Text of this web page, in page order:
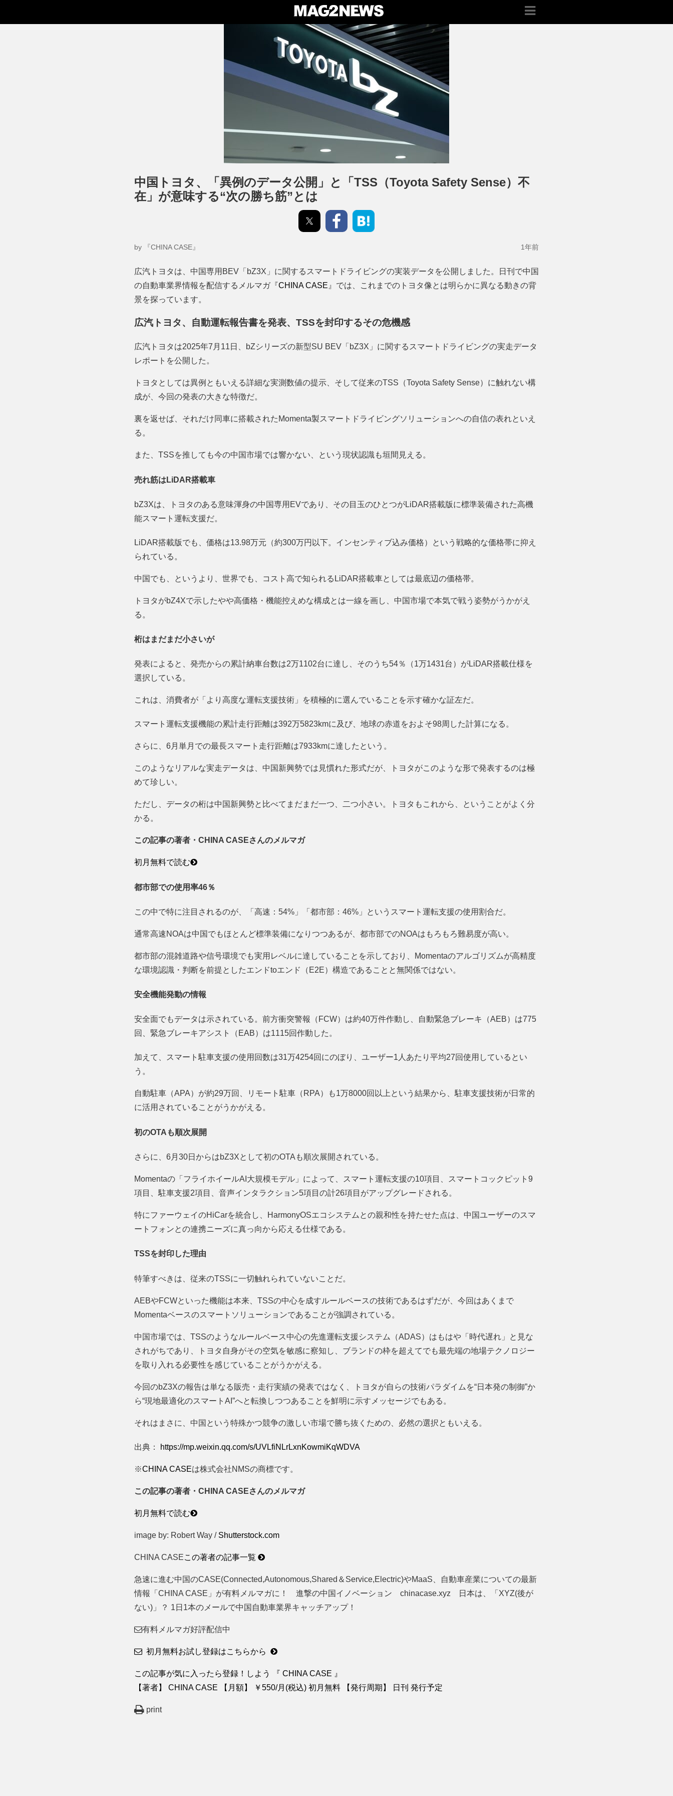
中国トヨタ、「異例のデータ公開」と「TSS（Toyota Safety Sense）不
在」が意味する“次の勝ち筋”とは
by 『CHINA CASE』 1年前
広汽トヨタは、中国専用BEV「bZ3X」に関するスマートドライビングの実装データを公開しました。日刊で中国
の自動車業界情報を配信するメルマガ『CHINA CASE 』では、これまでのトヨタ像とは明らかに異なる動きの背
景を探っています。
広汽トヨタ、自動運転報告書を発表、TSSを封印するその危機感
広汽トヨタは2025年7月11日、bZシリーズの新型SU BEV「bZ3X」に関するスマートドライビングの実走データ
レポートを公開した。
トヨタとしては異例ともいえる詳細な実測数値の提示、そして従来のTSS（Toyota Safety Sense）に触れない構
成が、今回の発表の大きな特徴だ。
裏を返せば、それだけ同車に搭載されたMomenta製スマートドライビングソリューションへの自信の表れといえ
る。
また、TSSを推しても今の中国市場では響かない、という現状認識も垣間見える。
売れ筋はLiDAR搭載車
bZ3Xは、トヨタのある意味渾身の中国専用EVであり、その目玉のひとつがLiDAR搭載版に標準装備された高機
能スマート運転支援だ。
LiDAR搭載版でも、価格は13.98万元（約300万円以下。インセンティブ込み価格）という戦略的な価格帯に抑え
られている。
中国でも、というより、世界でも、コスト高で知られるLiDAR搭載車としては最底辺の価格帯。
トヨタがbZ4Xで示したやや高価格・機能控えめな構成とは一線を画し、中国市場で本気で戦う姿勢がうかがえ
る。
桁はまだまだ小さいが
発表によると、発売からの累計納車台数は2万1102台に達し、そのうち54％（1万1431台）がLiDAR搭載仕様を
選択している。
これは、消費者が「より高度な運転支援技術」を積極的に選んでいることを示す確かな証左だ。
スマート運転支援機能の累計走行距離は392万5823kmに及び、地球の赤道をおよそ98周した計算になる。
さらに、6月単月での最長スマート走行距離は7933kmに達したという。
このようなリアルな実走データは、中国新興勢では見慣れた形式だが、トヨタがこのような形で発表するのは極
めて珍しい。
ただし、データの桁は中国新興勢と比べてまだまだ一つ、二つ小さい。トヨタもこれから、ということがよく分
かる。
この記事の著者・CHINA CASEさんのメルマガ
初月無料で読む
都市部での使用率46％
この中で特に注目されるのが、「高速：54%」「都市部：46%」というスマート運転支援の使用割合だ。
通常高速NOAは中国でもほとんど標準装備になりつつあるが、都市部でのNOAはもろもろ難易度が高い。
都市部の混雑道路や信号環境でも実用レベルに達していることを示しており、Momentaのアルゴリズムが高精度
な環境認識・判断を前提としたエンドtoエンド（E2E）構造であることと無関係ではない。
安全機能発動の情報
安全面でもデータは示されている。前方衝突警報（FCW）は約40万件作動し、自動緊急ブレーキ（AEB）は775
回、緊急ブレーキアシスト（EAB）は1115回作動した。
加えて、スマート駐車支援の使用回数は31万4254回にのぼり、ユーザー1人あたり平均27回使用しているとい
う。
自動駐車（APA）が約29万回、リモート駐車（RPA）も1万8000回以上という結果から、駐車支援技術が日常的
に活用されていることがうかがえる。
初のOTAも順次展開
さらに、6月30日からはbZ3Xとして初のOTAも順次展開されている。
Momentaの「フライホイールAI大規模モデル」によって、スマート運転支援の10項目、スマートコックピット9
項目、駐車支援2項目、音声インタラクション5項目の計26項目がアップグレードされる。
特にファーウェイのHiCarを統合し、HarmonyOSエコシステムとの親和性を持たせた点は、中国ユーザーのスマ
ートフォンとの連携ニーズに真っ向から応える仕様である。
TSSを封印した理由
特筆すべきは、従来のTSSに一切触れられていないことだ。
AEBやFCWといった機能は本来、TSSの中心を成すルールベースの技術であるはずだが、今回はあくまで
Momentaベースのスマートソリューションであることが強調されている。
中国市場では、TSSのようなルールベース中心の先進運転支援システム（ADAS）はもはや「時代遅れ」と見な
されがちであり、トヨタ自身がその空気を敏感に察知し、ブランドの枠を超えてでも最先端の地場テクノロジー
を取り入れる必要性を感じていることがうかがえる。
今回のbZ3Xの報告は単なる販売・走行実績の発表ではなく、トヨタが自らの技術パラダイムを“日本発の制御”か
ら“現地最適化のスマートAI”へと転換しつつあることを鮮明に示すメッセージでもある。
それはまさに、中国という特殊かつ競争の激しい市場で勝ち抜くための、必然の選択ともいえる。
出典： https://mp.weixin.qq.com/s/UVLfiNLrLxnKowmiKqWDVA
※CHINA CASEは株式会社NMSの商標です。
この記事の著者・CHINA CASEさんのメルマガ
初月無料で読む
image by: Robert Way / Shutterstock.com
CHINA CASEこの著者の記事一覧
急速に進む中国のCASE(Connected,Autonomous,Shared＆Service,Electric)やMaaS、自動車産業についての最新
情報「CHINA CASE」が有料メルマガに！ 進撃の中国イノベーション chinacase.xyz 日本は、「XYZ(後が
ない)」？ 1日1本のメールで中国自動車業界キャッチアップ！
有料メルマガ好評配信中
初月無料お試し登録はこちらから
この記事が気に入ったら登録！しよう
『 CHINA CASE 』
【著者】 CHINA CASE 【月額】 ￥550/月(税込) 初月無料 【発行周期】 日刊 発行予定
print